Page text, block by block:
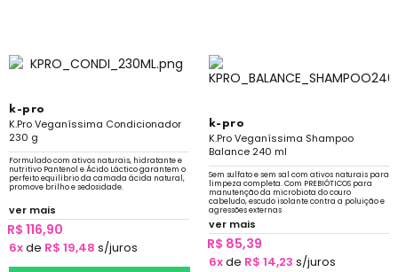
k-pro
K.Pro Veganíssima Condicionador
230 g
Formulado com ativos naturais, hidratante e
nutritivo Pantenol e Ácido Láctico garantem o
perfeito equilíbrio da camada ácida natural,
promove brilho e sedosidade.
ver mais
R$ 116,90
6xde R$ 19,48 s/juros
k-pro
K.Pro Veganíssima Shampoo
Balance 240 ml
Sem sulfato e sem sal com ativos naturais para
limpeza completa. Com PREBIÓTICOS para
manutenção da microbiota do couro
cabeludo, escudo isolante contra a poluição e
agressões externas
ver mais
R$ 85,39
6xde R$ 14,23 s/juros